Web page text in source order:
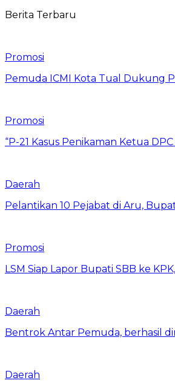
Berita Terbaru
Promosi
Pemuda ICMI Kota Tual Dukung
Promosi
“P-21 Kasus Penikaman Ketua
Daerah
Pelantikan 10 Pejabat di Aru,
Promosi
LSM Siap Lapor Bupati SBB ke
Daerah
Bentrok Antar Pemuda, berhasil
Daerah